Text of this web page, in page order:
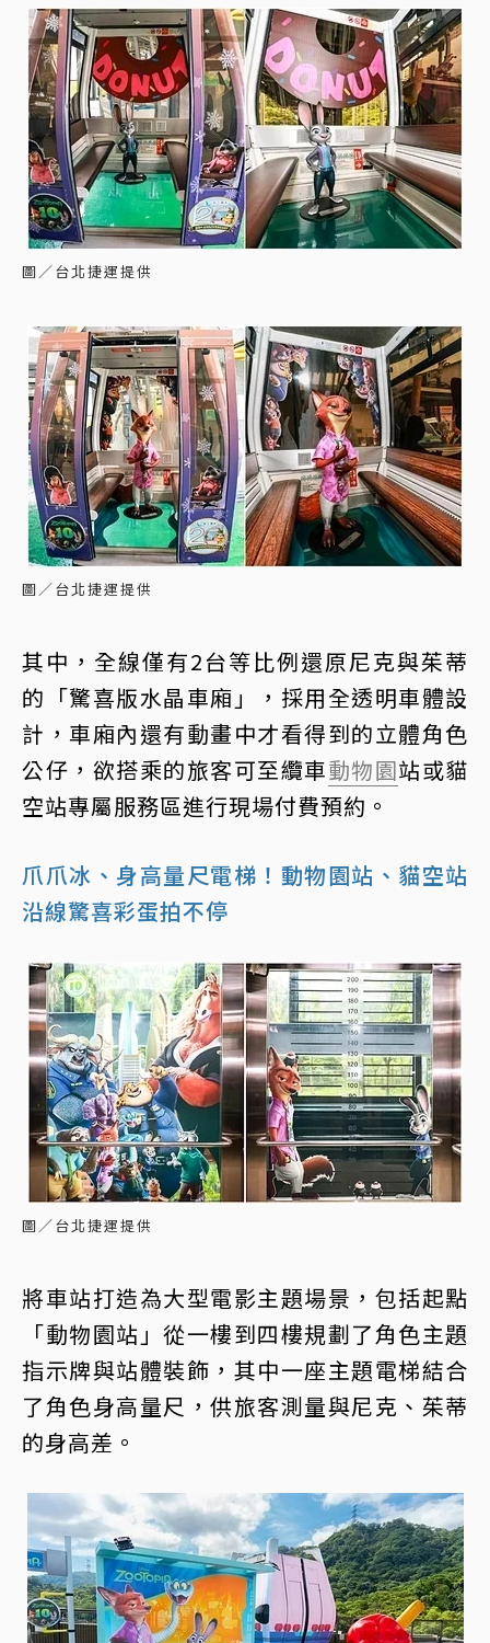
圖／台北捷運提供
圖／台北捷運提供
其中，全線僅有2台等比例還原尼克與茱蒂
的「驚喜版水晶車廂」，採用全透明車體設
計，車廂內還有動畫中才看得到的立體角色
公仔，欲搭乘的旅客可至纜車動物園站或貓
空站專屬服務區進行現場付費預約。
爪爪冰、身高量尺電梯！動物園站、貓空站
沿線驚喜彩蛋拍不停
圖／台北捷運提供
將車站打造為大型電影主題場景，包括起點
「動物園站」從一樓到四樓規劃了角色主題
指示牌與站體裝飾，其中一座主題電梯結合
了角色身高量尺，供旅客測量與尼克、茱蒂
的身高差。